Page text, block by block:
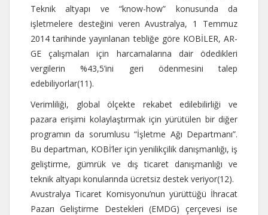
Teknik altyapı ve “know-how” konusunda da
işletmelere desteğini veren Avustralya, 1 Temmuz
2014 tarihinde yayınlanan tebliğe göre KOBİLER, AR-
GE çalışmaları için harcamalarına dair ödedikleri
vergilerin %43,5’ini geri ödenmesini talep
edebiliyorlar(11).
Verimliliği, global ölçekte rekabet edilebilirliği ve
pazara erişimi kolaylaştırmak için yürütülen bir diğer
programın da sorumlusu “İşletme Ağı Departmanı”.
Bu departman, KOBİ’ler için yenilikçilik danışmanlığı, iş
geliştirme, gümrük ve dış ticaret danışmanlığı ve
teknik altyapı konularında ücretsiz destek veriyor(12).
Avustralya Ticaret Komisyonu’nun yürüttüğü İhracat
Pazarı Geliştirme Destekleri (EMDG) çerçevesi ise